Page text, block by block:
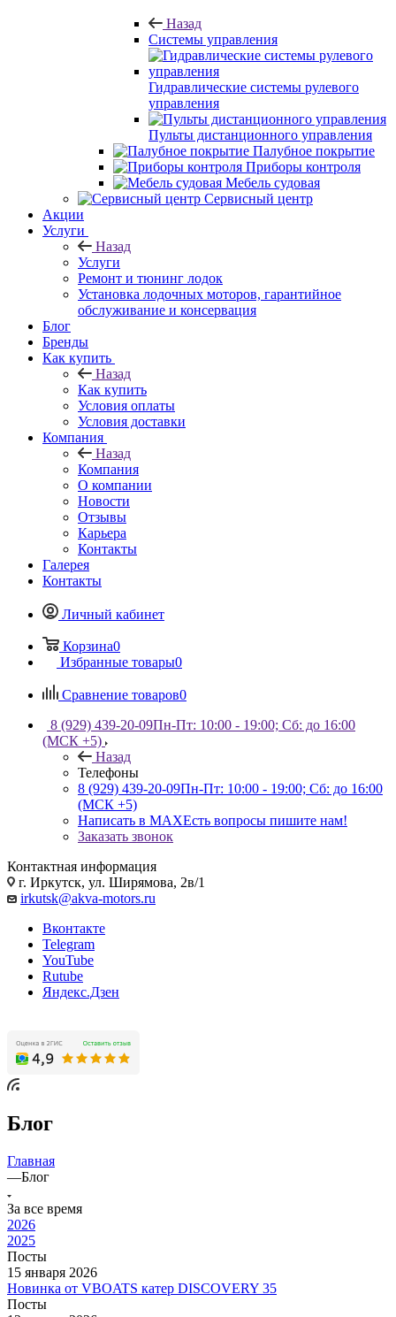
Назад
Системы управления
Гидравлические системы рулевого
управления
Пульты дистанционного управления
Палубное покрытие
Приборы контроля
Мебель судовая
Сервисный центр
Акции
Услуги
Назад
Услуги
Ремонт и тюнинг лодок
Установка лодочных моторов, гарантийное
обслуживание и консервация
Блог
Бренды
Как купить
Назад
Как купить
Условия оплаты
Условия доставки
Компания
Назад
Компания
О компании
Новости
Отзывы
Карьера
Контакты
Галерея
Контакты
Личный кабинет
Корзина0
Избранные товары0
Сравнение товаров0
8 (929) 439-20-09Пн-Пт: 10:00 - 19:00; Сб: до 16:00
(МСК +5)
Назад
Телефоны
8 (929) 439-20-09Пн-Пт: 10:00 - 19:00; Сб: до 16:00
(МСК +5)
Написать в MAXЕсть вопросы пишите нам!
Заказать звонок
Контактная информация
г. Иркутск, ул. Ширямова, 2в/1
irkutsk@akva-motors.ru
Вконтакте
Telegram
YouTube
Rutube
Яндекс.Дзен
Блог
Главная
—Блог
За все время
2026
2025
Посты
15 января 2026
Новинка от VBOATS катер DISCOVERY 35
Посты